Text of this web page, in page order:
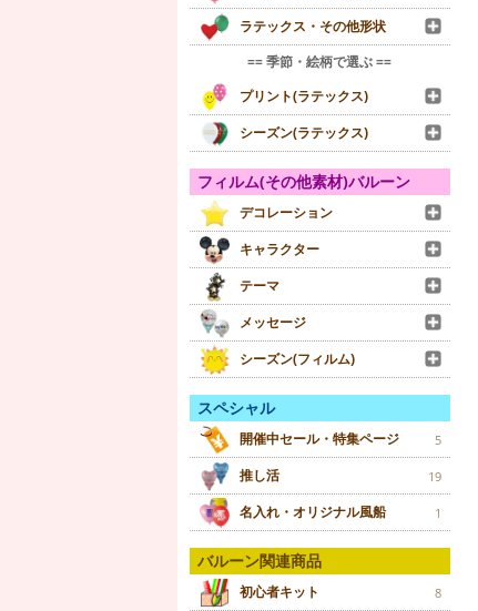
ラテックス・その他形状
== 季節・絵柄で選ぶ ==
プリント(ラテックス)
シーズン(ラテックス)
フィルム(その他素材)バルーン
デコレーション
キャラクター
テーマ
メッセージ
シーズン(フィルム)
スペシャル
開催中セール・特集ページ 5
推し活 19
名入れ・オリジナル風船 1
バルーン関連商品
初心者キット 8